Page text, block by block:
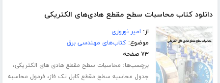
دانلود کتاب محاسبات سطح مقطع هادی‌های الکتریکی
از: امیر نوروزی
موضوع:کتاب‌های مهندسی برق
۷۳ صفحه
برچسب‌ها: محاسبات سطح مقطع هادی های الکتریکی،
جدول محاسبه سطح مقطع کابل تک فاز، فرمول محاسبه